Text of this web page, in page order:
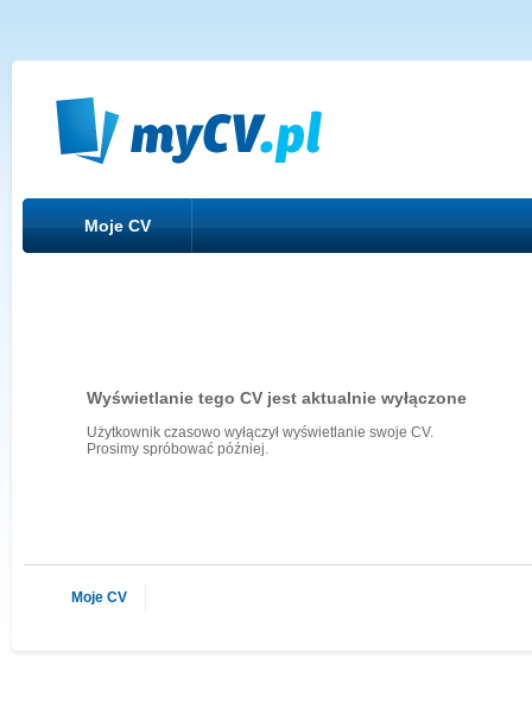
Moje CV
Wyświetlanie tego CV jest aktualnie wyłączone
Użytkownik czasowo wyłączył wyświetlanie swoje CV.
Prosimy spróbować później.
Moje CV